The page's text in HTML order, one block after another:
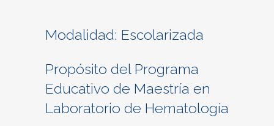
Modalidad: Escolarizada
Propósito del Programa
Educativo de Maestría en
Laboratorio de Hematología